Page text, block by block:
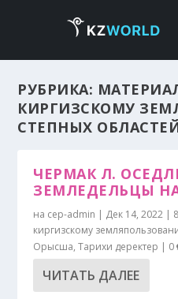
РУБРИКА:
КИРГИЗСКОМУ
СТЕПНЫХ
ЧЕРМАК Л.
ЗЕМЛЕДЕЛЬЦЫ
на cep-admin | Дек 14, 2022 |
киргизскому
Орысша,Тарихи деректер | 0
ЧИТАТЬ ДАЛЕЕ